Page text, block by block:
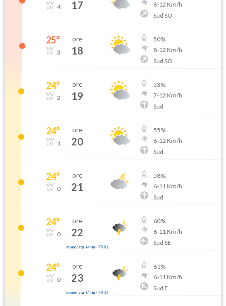
4 17
8-12 Km/h
Sud SO
25°
3
ore
18
50%
8-12 Km/h
Sud SO
24°
2
ore
19
53%
7-12 Km/h
Sud
24°
1
ore
20
55%
6-12 Km/h
Sud
24°
0
ore
21
58%
6-11Km/h
Sud
24°
0
ore
22
moderata (4mm- 70 %)
60%
6-11Km/h
Sud SE
24°
0
ore
23
moderata (4mm- 70 %)
61%
6-11Km/h
Sud E